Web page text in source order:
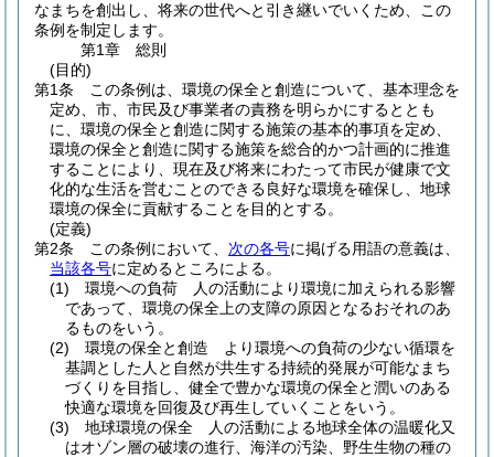
なまちを創出し、将来の世代へと引き継いでいくため、この
条例を制定します。
第1章
総則
(目的)
第1条
この条例は、環境の保全と創造について、基本理念を
定め、市、市民及び事業者の責務を明らかにするととも
に、環境の保全と創造に関する施策の基本的事項を定め、
環境の保全と創造に関する施策を総合的かつ計画的に推進
することにより、現在及び将来にわたって市民が健康で文
化的な生活を営むことのできる良好な環境を確保し、地球
環境の保全に貢献することを目的とする。
(定義)
第2条
この条例において、 次の各号に掲げる用語の意義は、
当該各号に定めるところによる。
(1)
環境への負荷 人の活動により環境に加えられる影響
であって、環境の保全上の支障の原因となるおそれのあ
るものをいう。
(2)
環境の保全と創造 より環境への負荷の少ない循環を
基調とした人と自然が共生する持続的発展が可能なまち
づくりを目指し、健全で豊かな環境の保全と潤いのある
快適な環境を回復及び再生していくことをいう。
(3)
地球環境の保全 人の活動による地球全体の温暖化又
はオゾン層の破壊の進行、海洋の汚染、野生生物の種の